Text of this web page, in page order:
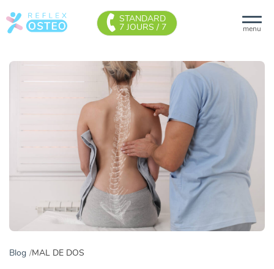
menu
STANDARD
7 JOURS / 7
Blog MAL DE DOS